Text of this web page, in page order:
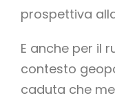
prospettiva
E anche per il
contesto
caduta che